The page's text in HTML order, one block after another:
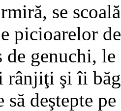
se
picioarelor
de genuchi,
rânjiţi şi îi
să deştepte